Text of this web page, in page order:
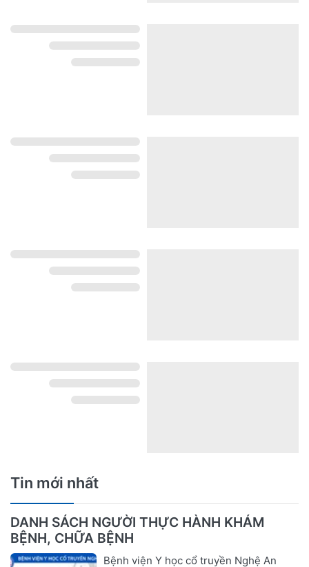
Tin mới nhất
DANH SÁCH NGƯỜI THỰC HÀNH KHÁM
BỆNH, CHỮA BỆNH
Bệnh viện Y học cổ truyền Nghệ An